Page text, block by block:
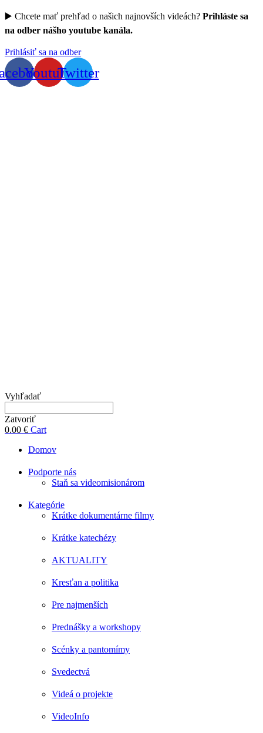
▶️ Chcete mať prehľad o našich najnovších videách? Prihláste sa
na odber nášho youtube kanála.
Prihlásiť sa na odber
YoutubeTwitter
Vyhľadať
Zatvoriť
0.00 € Cart
Domov
Podporte nás
Staň sa videomisionárom
Kategórie
Krátke dokumentárne filmy
Krátke katechézy
AKTUALITY
Kresťan a politika
Pre najmenších
Prednášky a workshopy
Scénky a pantomímy
Svedectvá
Videá o projekte
VideoInfo